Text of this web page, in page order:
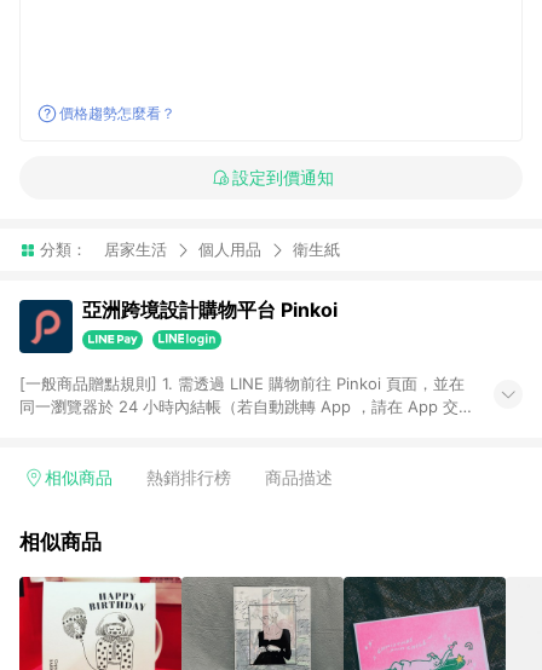
價格趨勢怎麼看？
設定到價通知
分類： 居家生活 個人用品 衛生紙
亞洲跨境設計購物平台 Pinkoi
[一般商品贈點規則] 1. 需透過 LINE 購物前往 Pinkoi 頁面，並在
同一瀏覽器於 24 小時內結帳（若自動跳轉 App ，請在 App 交
回饋訂單不得享有 Pinkoi 站方優惠，例如首購優惠，P coins，
行為，不具贈點資格，部分退款不在此限。 6. APP 請更新至
貨後 45 天後發送。 8. 群眾募資商品，禮物卡，開館保證金，補
運費，攤位費等不具贈點資格。 9. LINE 購物站上之商品規格、
顏色、價位、贈品如與 Pinkoi 商品資訊頁及購物車不符，以
Pinkoi 購物商品資訊頁及購物車標示為準。 10. 點數紅包使用規
相似商品 熱銷排行榜 商品描述
相似商品